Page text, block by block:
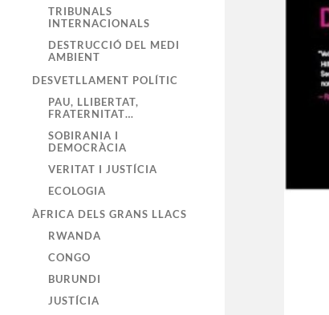
TRIBUNALS
INTERNACIONALS
DESTRUCCIÓ DEL MEDI
AMBIENT
DESVETLLAMENT POLÍTIC
PAU, LLIBERTAT,
FRATERNITAT…
SOBIRANIA I
DEMOCRÀCIA
VERITAT I JUSTÍCIA
ECOLOGIA
ÀFRICA DELS GRANS LLACS
RWANDA
CONGO
BURUNDI
JUSTÍCIA